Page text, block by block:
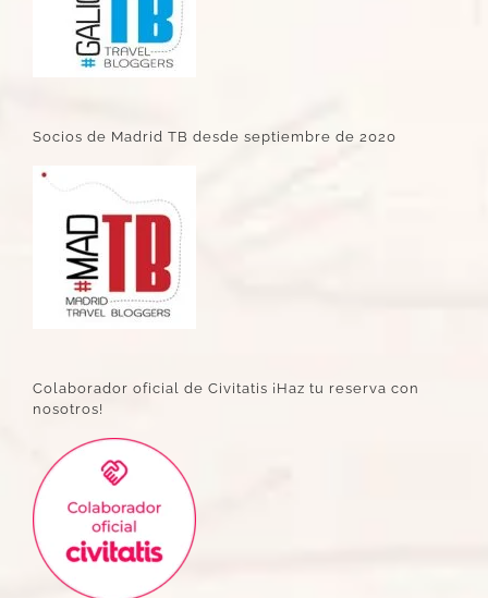
Socios de Madrid TB desde septiembre de 2020
Colaborador oficial de Civitatis ¡Haz tu reserva con
nosotros!